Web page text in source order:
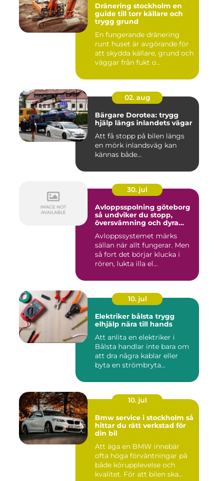
Dränering stockholm en
guide till torr källare och
trygg grund
En fungerande dränering
runt huset är avgörande för
att skydda källare, grund och
väggar från fukt o...
02. aug
Bärgare Dorotea: trygg
hjälp längs inlandets vägar
Att få stopp på bilen längs
en mörk inlandsväg kan
kännas både...
30. jul
Avloppsspolning göteborg
så undviker du stopp,
översvämning och dyra
Avloppssystemet märks
sällan när allt fungerar. Men
så fort det börjar klucka i
rören, lukta illa el...
10. jul
Elektriker bålsta trygg
elhjälp nära till hands
Att anlita en elektriker i
Bålsta handlar inte bara om
att dra några kablar eller
byta en strömbryta...
10. jul
Bmw service i stockholm så
hittar du rätt verkstad för
din bil
Att äga en BMW innebär
ofta höga förväntningar på
både körupplevelse och
kvalitet. För att bilen ska...